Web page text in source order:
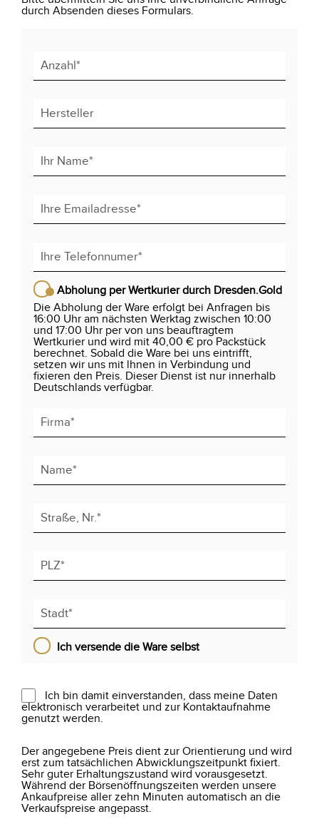
durch Absenden dieses Formulars.
Abholung per Wertkurier durch Dresden.Gold
Die Abholung der Ware erfolgt bei Anfragen bis
16:00 Uhr am nächsten Werktag zwischen 10:00
und 17:00 Uhr per von uns beauftragtem
Wertkurier und wird mit 40,00 € pro Packstück
berechnet. Sobald die Ware bei uns eintrifft,
setzen wir uns mit lhnen in Verbindung und
fixieren den Preis. Dieser Dienst ist nur innerhalb
Deutschlands verfügbar.
Ich versende die Ware selbst
Ich bin damit einverstanden, dass meine Daten
elektronisch verarbeitet und zur Kontaktaufnahme
genutzt werden.
Der angegebene Preis dient zur Orientierung und wird
erst zum tatsächlichen Abwicklungszeitpunkt fixiert.
Sehr guter Erhaltungszustand wird vorausgesetzt.
Während der Börsenöffnungszeiten werden unsere
Ankaufpreise aller zehn Minuten automatisch an die
Verkaufspreise angepasst.